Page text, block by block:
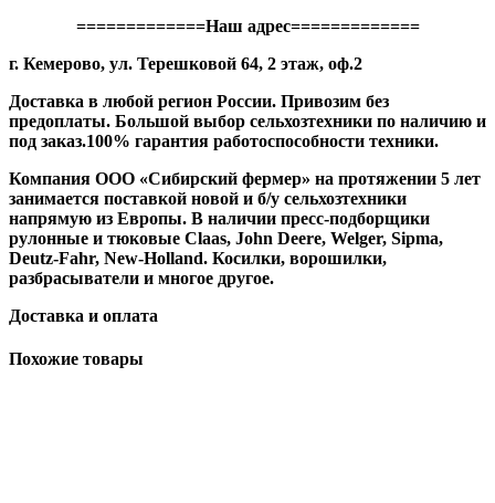
=============Наш адрес=============
г. Кемерово, ул. Терешковой 64, 2 этаж, оф.2
Доставка в любой регион России. Привозим без
предоплаты. Большой выбор сельхозтехники по наличию и
под заказ.100% гарантия работоспособности техники.
Компания ООО «Сибирский фермер» на протяжении 5 лет
занимается поставкой новой и б/у сельхозтехники
напрямую из Европы. В наличии пресс-подборщики
рулонные и тюковые Claas, John Deere, Welger, Sipma,
Deutz-Fahr, New-Holland. Косилки, ворошилки,
разбрасыватели и многое другое.
Доставка и оплата
Похожие товары